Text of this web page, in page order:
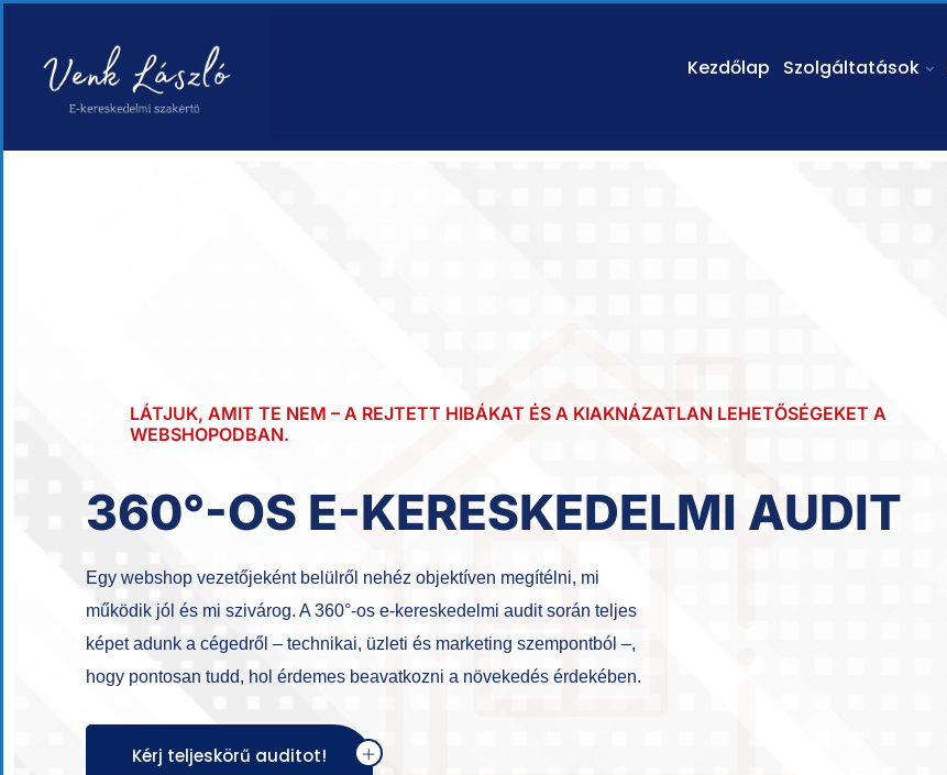
Kezdőlap Szolgáltatások
LÁTJUK, AMIT TE NEM – A REJTETT HIBÁKAT ÉS A KIAKNÁZATLAN LEHETŐSÉGEKET A
WEBSHOPODBAN.
360°-OS E-KERESKEDELMI AUDIT
Egy webshop vezetőjeként belülről nehéz objektíven megítélni, mi
működik jól és mi szivárog. A 360°-os e-kereskedelmi audit során teljes
képet adunk a cégedről – technikai, üzleti és marketing szempontból –,
hogy pontosan tudd, hol érdemes beavatkozni a növekedés érdekében.
Kérj teljeskörű auditot!